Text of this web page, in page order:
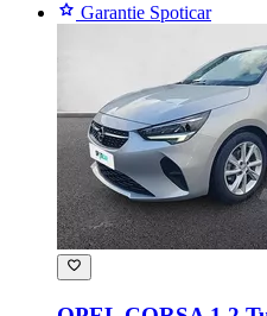
Garantie Spoticar